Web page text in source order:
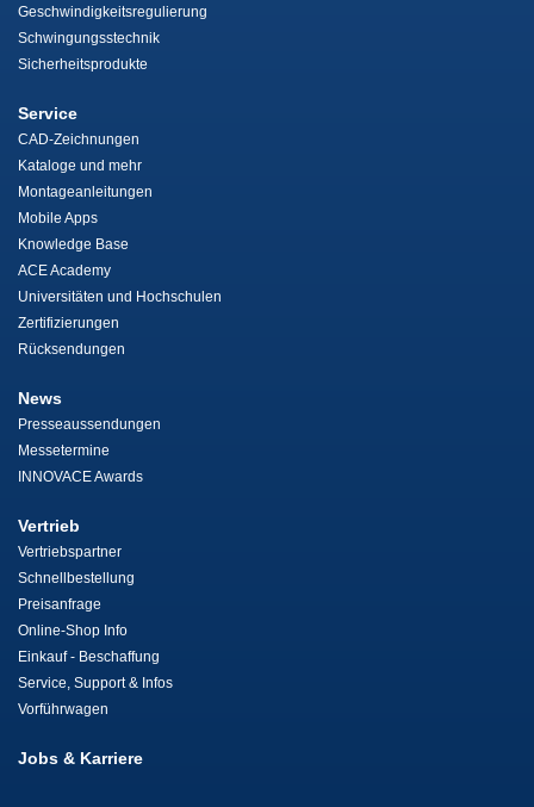
Geschwindigkeitsregulierung
Schwingungsstechnik
Sicherheitsprodukte
Service
CAD-Zeichnungen
Kataloge und mehr
Montageanleitungen
Mobile Apps
Knowledge Base
ACE Academy
Universitäten und Hochschulen
Zertifizierungen
Rücksendungen
News
Presseaussendungen
Messetermine
INNOVACE Awards
Vertrieb
Vertriebspartner
Schnellbestellung
Preisanfrage
Online-Shop Info
Einkauf - Beschaffung
Service, Support & Infos
Vorführwagen
Jobs & Karriere